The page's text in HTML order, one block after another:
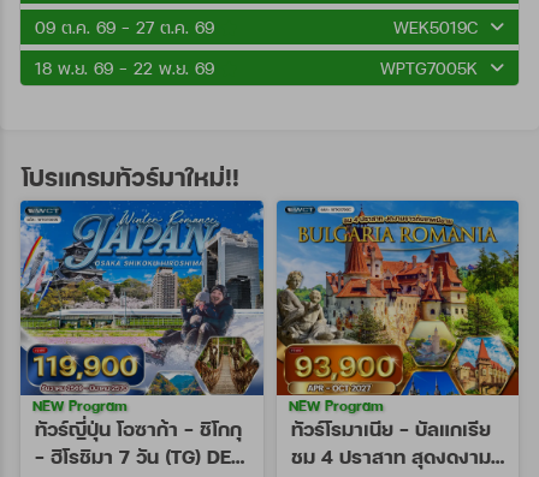
09 ต.ค. 69 - 27 ต.ค. 69
WEK5019C
18 พ.ย. 69 - 22 พ.ย. 69
WPTG7005K
โปรแกรมทัวร์มาใหม่!!
ทัวร์ญี่ปุ่น โอซาก้า - ชิโกกุ
- ฮิโรชิมา 7 วัน (TG) DEC
NEW Program
ทัวร์โรมาเนีย - บัลแกเรีย
ชม 4 ปราสาท สุดงดงาม
NEW Program